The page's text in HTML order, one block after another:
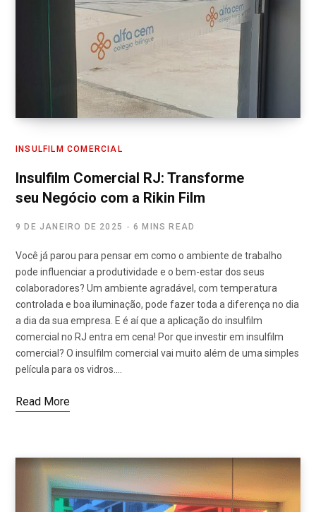
INSULFILM COMERCIAL
Insulfilm Comercial RJ: Transforme
seu Negócio com a Rikin Film
9 DE JANEIRO DE 2025 6 MINS READ
Você já parou para pensar em como o ambiente de trabalho
pode influenciar a produtividade e o bem-estar dos seus
colaboradores? Um ambiente agradável, com temperatura
controlada e boa iluminação, pode fazer toda a diferença no dia
a dia da sua empresa. E é aí que a aplicação do insulfilm
comercial no RJ entra em cena! Por que investir em insulfilm
comercial? O insulfilm comercial vai muito além de uma simples
película para os vidros.…
Read More